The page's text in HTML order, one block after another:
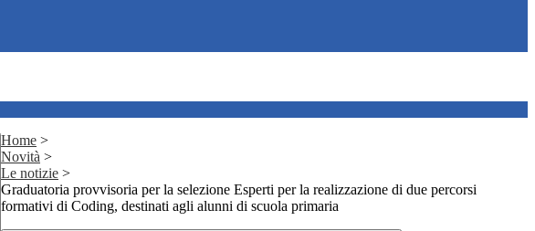
Home >
Novità >
Le notizie >
Graduatoria provvisoria per la selezione Esperti per la realizzazione di due percorsi
formativi di Coding, destinati agli alunni di scuola primaria